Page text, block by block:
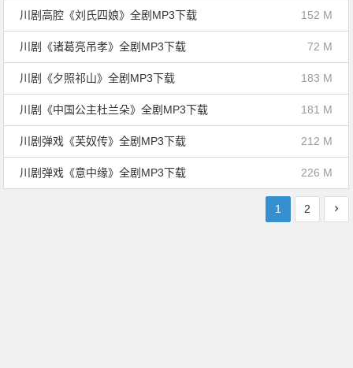
152 M
川剧高腔《刘氏四娘》全剧MP3下载
72 M
川剧《诸葛亮吊孝》全剧MP3下载
183 M
川剧《夕照祁山》全剧MP3下载
181 M
川剧《中国公主杜兰朵》全剧MP3下载
212 M
川剧弹戏《芙奴传》全剧MP3下载
226 M
川剧弹戏《意中缘》全剧MP3下载
1 2